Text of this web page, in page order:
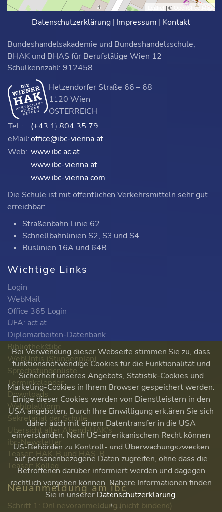
Leaflet | © OpenStreetMap
Datenschutzerklärung | Impressum | Kontakt
Bundeshandelsakademie und Bundeshandelsschule,
BHAK und BHAS für Berufstätige Wien 12
Schulkennzahl: 912458
Hetzendorfer Straße 66 – 68
1120 Wien
ÖSTERREICH
Tel.:
(+43 1) 804 35 79
eMail:office@ibc-vienna.at
Web: www.ibc.ac.at
www.ibc-vienna.at
www.ibc-vienna.com
Die Schule ist mit öffentlichen Verkehrsmitteln sehr gut
erreichbar:
Straßenbahn Linie 62
Schnellbahnlinien S2, S3 und S4
Buslinien 16A und 64B
Wichtige Links
Login
WebMail
Office 365 Login
ÜFA: act.at
Diplomarbeiten-Datenbank
Bibliothek@ibc
WebUntis (Stundenplan)
Sprechstundenliste
Terminkalender
Downloads
Wahlplattform
Sekretariat der Schule
Übersicht aller Abend-HAK's
ibc-Newsletter
Teaser: HAK-B und HAS-B
Teaser: Kolleg
Neuanmeldung am ibc
Schritt 1: Onlinevoranmeldung (nicht bindend)
Bei Verwendung dieser Webseite stimmen Sie zu, dass
funktionsnotwendige Cookies für die Funktionalität und
Sicherheit unseres Angebots, Statistik-Cookies und
Marketing-Cookies in Ihrem Browser gespeichert werden.
Einige dieser Cookies werden von Dienstleistern in den
USA angeboten. Durch Ihre Einwilligung erklären Sie sich
daher auch mit einem Datentransfer in die USA
einverstanden. Nach US-amerikanischem Recht können
US-Behörden zu Kontroll- und Überwachungszwecken
auf personenbezogene Daten zugreifen, ohne dass die
Betroffenen darüber informiert werden und dagegen
rechtlich vorgehen können. Nähere Informationen finden
Sie in unsererDatenschutzerklärung.
-- * --